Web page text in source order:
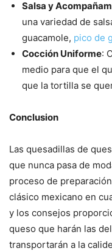
Salsa y
una variedad de
guacamole, pico de
Cocción Uniforme:
medio para que el
que la tortilla se
Conclusion
Las quesadillas de
que nunca pasa de
proceso de
clásico mexicano en
y los consejos
queso que harán las
transportarán a la